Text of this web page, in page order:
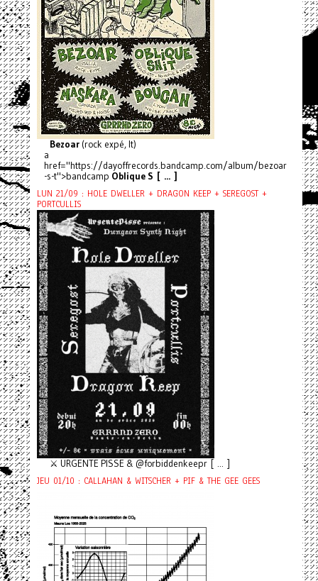
Bezoar(rock expé, It)
a
href="https://dayoffrecords.bandcamp.com/album/bezoar
-s-t">bandcamp Oblique S [ ... ]
LUN 21/09 : HOLE DWELLER + DRAGON KEEP + SEREGOST +
PORTCULLIS
⚔️ URGENTE PISSE & @forbiddenkeepr [ ... ]
JEU 01/10 : CALLAHAN & WITSCHER + PIF & THE GEE GEES